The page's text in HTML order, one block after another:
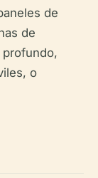
de
de
profundo,
o